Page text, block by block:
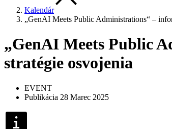
Kalendár
„GenAI Meets Public Administrations“ –
„GenAI Meets Public
stratégie osvojenia
EVENT
Publikácia 28 Marec 2025